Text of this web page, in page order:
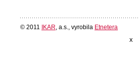
© 2011 IKAR , a.s., vyrobila Etnetera
x